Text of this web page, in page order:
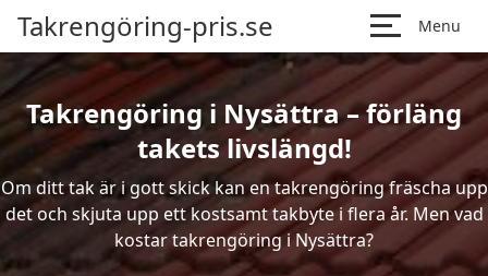
Takrengöring-pris.se Menu
Takrengöring i Nysättra – förläng
takets livslängd!
Om ditt tak är i gott skick kan en takrengöring fräscha upp
det och skjuta upp ett kostsamt takbyte i flera år. Men vad
kostar takrengöring i Nysättra?